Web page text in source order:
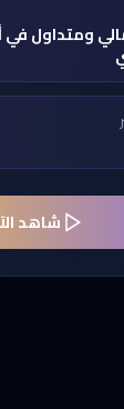
ومتداول في
شاهد